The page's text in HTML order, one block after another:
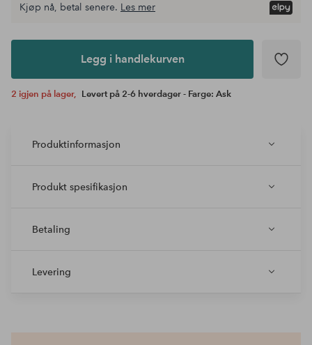
Legg i
Kjøp nå, betal senere. Les mer
Legg i handlekurven
2 igjen på lager, Levert på 2-6 hverdager - Farge: Ask
Produktinformasjon
Produkt spesifikasjon
Betaling
Levering